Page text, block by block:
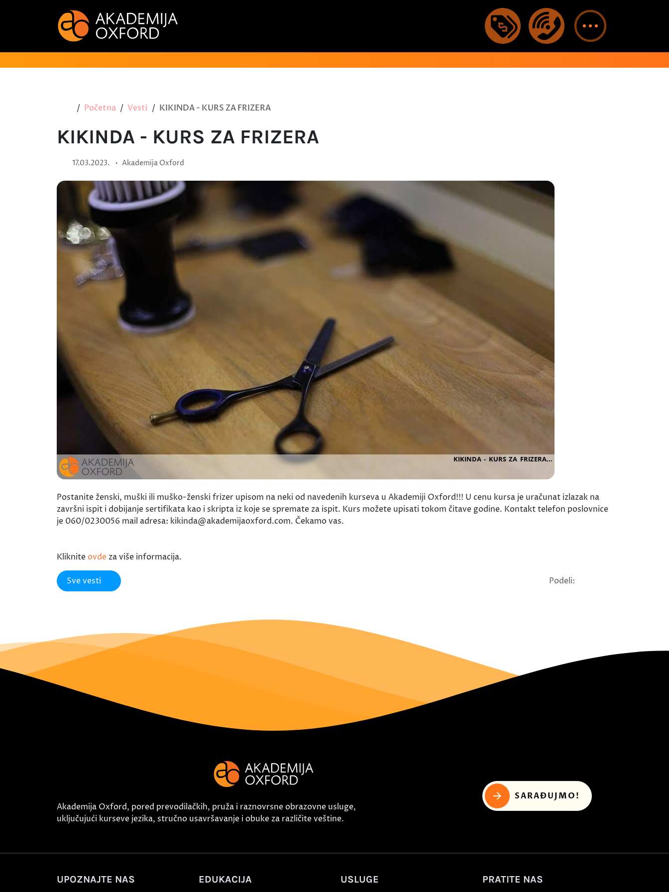
Početna Vesti KIKINDA - KURS ZA FRIZERA
KIKINDA - KURS ZA FRIZERA
17.03.2023. • Akademija Oxford
Postanite ženski, muški ili muško-ženski frizer upisom na neki od navedenih kurseva u Akademiji Oxford!!! U cenu kursa je uračunat izlazak na
završni ispit i dobijanje sertifikata kao i skripta iz koje se spremate za ispit. Kurs možete upisati tokom čitave godine. Kontakt telefon poslovnice
je 060/0230056 mail adresa: kikinda@akademijaoxford.com. Čekamo vas.
Kliknite ovde za više informacija.
Sve vesti Podeli:
Akademija Oxford, pored prevodilačkih, pruža i raznovrsne obrazovne usluge,
uključujući kurseve jezika, stručno usavršavanje i obuke za različite veštine.
SARAĐUJMO!
UPOZNAJTE NAS EDUKACIJA USLUGE PRATITE NAS